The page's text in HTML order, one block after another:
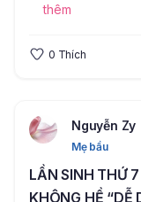
thêm
0 Thích
Nguyễn Zy
Mẹ bầu
LẦN SINH THỨ
KHÔNG HỀ “DỄ